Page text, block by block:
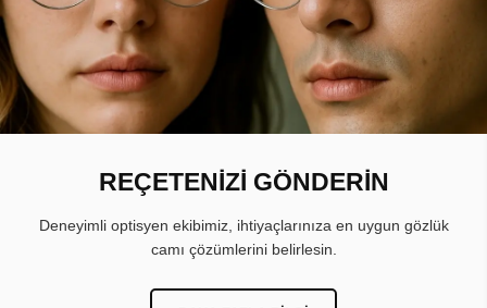
REÇETENİZİ GÖNDERİN
Deneyimli optisyen ekibimiz, ihtiyaçlarınıza en uygun gözlük
camı çözümlerini belirlesin.